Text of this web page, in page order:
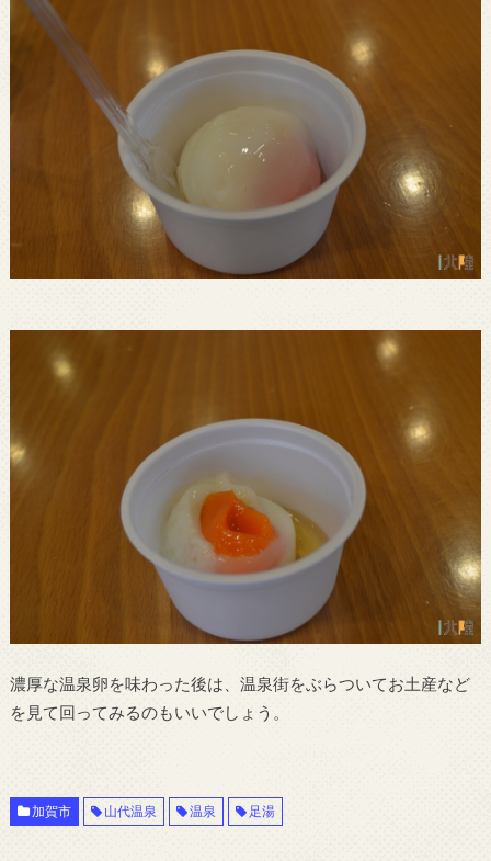
濃厚な温泉卵を味わった後は、温泉街をぶらついてお土産など
を見て回ってみるのもいいでしょう。
加賀市 山代温泉 温泉 足湯